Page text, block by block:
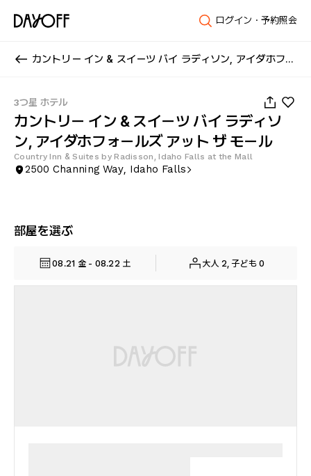
ログイン・予約照会
カントリー イン & スイーツ バイ ラディソン, アイダホフォールズ アット ザ モール
3つ星 ホテル
カントリー イン & スイーツ バイ ラディソ
ン, アイダホフォールズ アット ザ モール
Country Inn & Suites by Radisson, Idaho Falls at the Mall
2500 Channing Way, Idaho Falls
部屋を選ぶ
08.21 金 - 08.22 土 大人 2, 子ども 0